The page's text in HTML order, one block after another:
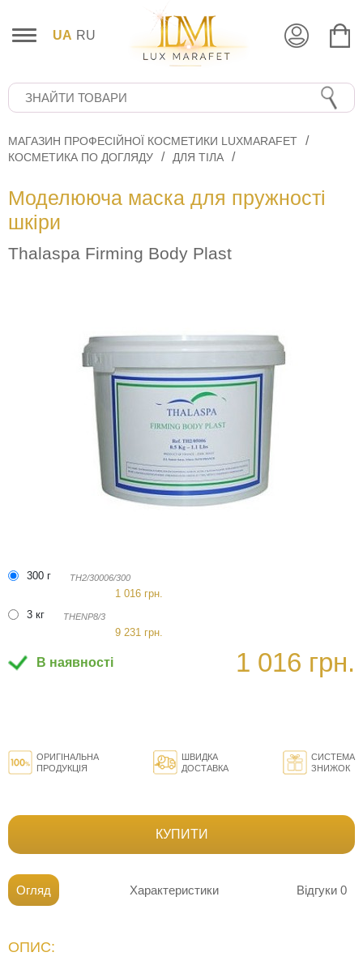
UA RU
МАГАЗИН ПРОФЕСІЙНОЇ КОСМЕТИКИ LUXMARAFET
КОСМЕТИКА ПО ДОГЛЯДУ
ДЛЯ ТІЛА
Моделююча маска для пружності
шкіри
Thalaspa Firming Body Plast
300 г TH2/30006/300
1 016 грн.
3 кг
THENP8/3
9 231 грн.
В наявності 1 016 грн.
ОРИГІНАЛЬНА
ПРОДУКЦІЯ
ШВИДКА
ДОСТАВКА
СИСТЕМА
ЗНИЖОК
КУПИТИ
Огляд Характеристики Відгуки 0
ОПИС: